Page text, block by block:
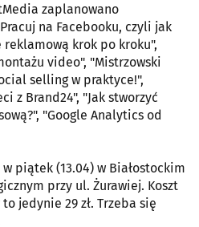
zaplanowano
na Facebooku, czyli jak
krok po kroku",
video", "Mistrzowski
selling w praktyce!",
z Brand24", "Jak stworzyć
"Google Analytics od
piątek (13.04) w Białostockim
przy ul. Żurawiej. Koszt
jedynie 29 zł. Trzeba się